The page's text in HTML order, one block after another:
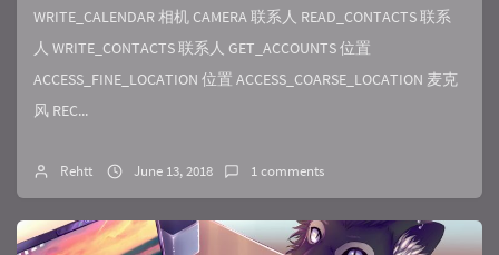
WRITE_CALENDAR 相机 CAMERA 联系人 READ_CONTACTS 联系
人 WRITE_CONTACTS 联系人 GET_ACCOUNTS 位置
ACCESS_FINE_LOCATION 位置 ACCESS_COARSE_LOCATION 麦克
风 REC...
Rehtt June 13, 2018 1 comments